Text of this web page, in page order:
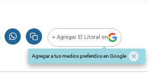
+ Agregar El Litoral en
Agregar a tus medios preferidos en Google